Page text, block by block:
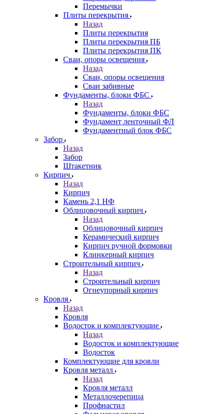
Перемычки
Плиты перекрытия
Назад
Плиты перекрытия
Плиты перекрытия ПБ
Плиты перекрытия ПК
Сваи, опоры освещения
Назад
Сваи, опоры освещения
Сваи забивные
Фундаменты, блоки ФБС
Назад
Фундаменты, блоки ФБС
Фундамент ленточный ФЛ
Фундаментный блок ФБС
Забор
Назад
Забор
Штакетник
Кирпич
Назад
Кирпич
Камень 2,1 НФ
Облицовочный кирпич
Назад
Облицовочный кирпич
Керамический кирпич
Кирпич ручной формовки
Клинкерный кирпич
Строительный кирпич
Назад
Строительный кирпич
Огнеупорный кирпич
Кровля
Назад
Кровля
Водосток и комплектующие
Назад
Водосток и комплектующие
Водосток
Комплектующие для кровли
Кровля металл
Назад
Кровля металл
Металлочерепица
Профнастил